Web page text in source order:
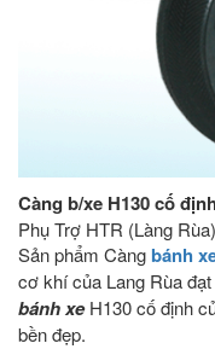
Càng b/xe H130 cố định
Phụ Trợ HTR (Làng
Sản phẩm Càngbánh
cơ khí của Lang Rùa
bánh xeH130 cố định
bền đẹp.